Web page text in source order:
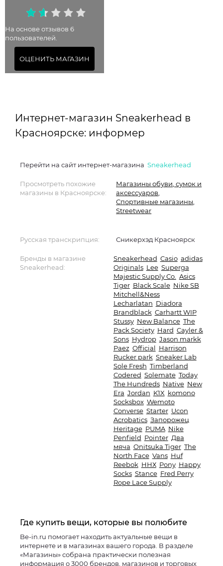
На основе отзывов 6
пользователей.
ОЦЕНИТЬ МАГАЗИН
Интернет-магазин Sneakerhead в
Красноярске: информер
Перейти на сайт интернет-магазина Sneakerhead
Просмотреть похожие
магазины в Красноярске:
Магазины обуви, сумок и
аксессуаров
Спортивные магазины
Streetwear
Русская транскрипция: Сникерхэд Красноярск
Бренды в магазине
Sneakerhead:
Sneakerhead Casio adidas
Originals Lee Superga
Majestic Supply Co. Asics
Tiger Black Scale Nike SB
Mitchell&Ness
Lecharlatan Diadora
Brandblack Carhartt WIP
Stussy New Balance The
Pack Society Hard Cayler &
Sons Hydrop Jason markk
Paez Official Harrison
Rucker park Sneaker Lab
Sole Fresh Timberland
Codered Solemate Today
The Hundreds Native New
Era Jordan K1X komono
Socksbox Wemoto
Converse Starter Ucon
Acrobatics Запорожец
Heritage PUMA Nike
Penfield Pointer Два
мяча Onitsuka Tiger The
North Face Vans Huf
Reebok ННХ Pony Happy
Socks Stance Fred Perry
Rope Lace Supply
Где купить вещи, которые вы полюбите
Be-in.ru помогает находить актуальные вещи в
интернете и в магазинах вашего города. В разделе
«Магазины» собрана практически полезная
информация о 3000 брендов, магазинов и торговых